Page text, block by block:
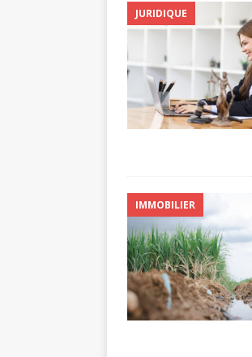
JURIDIQUE
IMMOBILIER